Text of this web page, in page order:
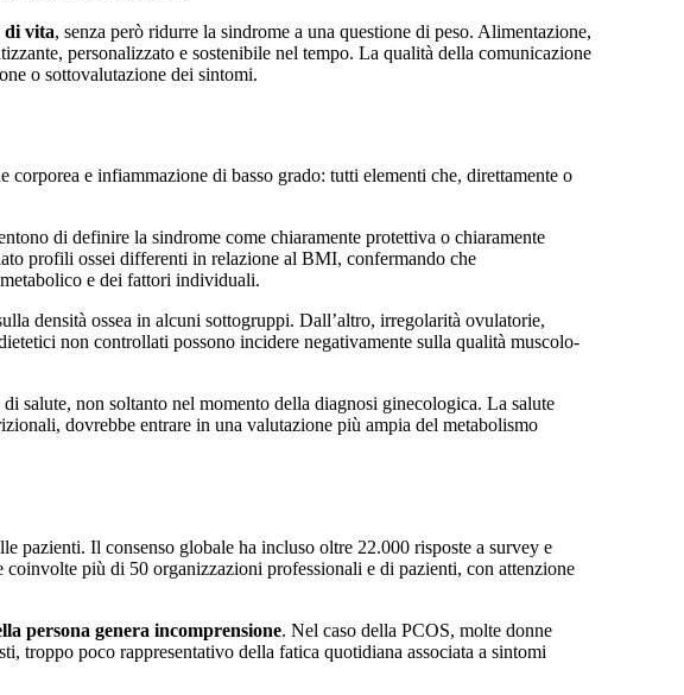
di vita, senza però ridurre la sindrome a una questione di peso. Alimentazione,
personalizzato e sostenibile nel tempo. La qualità della comunicazione
o sottovalutazione dei sintomi.
e infiammazione di basso grado: tutti elementi che, direttamente o
di definire la sindrome come chiaramente protettiva o chiaramente
profili ossei differenti in relazione al BMI, confermando che
e dei fattori individuali.
densità ossea in alcuni sottogruppi. Dall’altro, irregolarità ovulatorie,
non controllati possono incidere negativamente sulla qualità muscolo-
salute, non soltanto nel momento della diagnosi ginecologica. La salute
dovrebbe entrare in una valutazione più ampia del metabolismo
pazienti. Il consenso globale ha incluso oltre 22.000 risposte a survey e
più di 50 organizzazioni professionali e di pazienti, con attenzione
persona genera incomprensione. Nel caso della PCOS, molte donne
troppo poco rappresentativo della fatica quotidiana associata a sintomi